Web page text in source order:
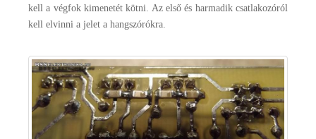
kell a végfok kimenetét kötni. Az első és harmadik csatlakozóról
kell elvinni a jelet a hangszórókra.